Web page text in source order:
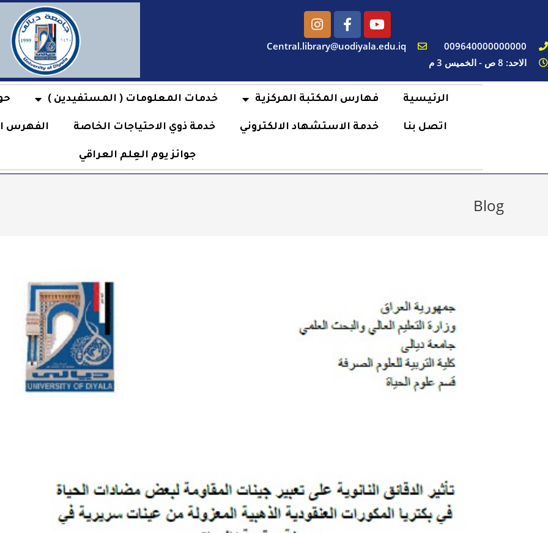
009640000000000
Central.library@uodiyala.edu.iq
الاحد: 8 ص - الخميس 3 م
الرئيسية فهارس المكتبة المركزية خدمات المعلومات ( المستفيدين )
اتصل بنا خدمة الاستشهاد الالكتروني خدمة ذوي الاحتياجات الخاصة الفهرس
جوائز يوم العِلم العراقي
Blog